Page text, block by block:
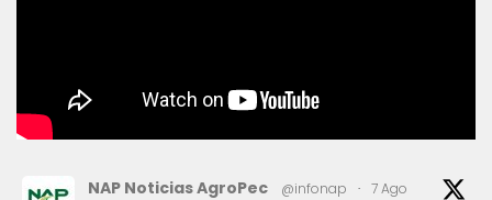
NAP Noticias AgroPec @infonap · 7 Ago